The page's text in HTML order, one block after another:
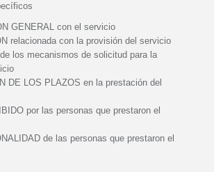
GENERAL con el servicio
relacionada con la provisión del servicio
los mecanismos de solicitud para la
DE LOS PLAZOS en la prestación del
por las personas que prestaron el
de las personas que prestaron el